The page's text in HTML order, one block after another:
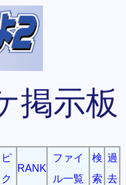
掲示板
ピ
RANK
ファイ
ル一覧
検
索
過
去